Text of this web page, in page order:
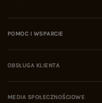
POMOC I WSPARCIE
OBSŁUGA KLIENTA
MEDIA SPOŁECZNOŚCIOWE